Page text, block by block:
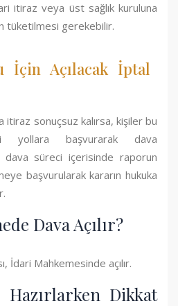
itiraz veya üst sağlık kuruluna
tüketilmesi gerekebilir.
İçin Açılacak İptal
itiraz sonuçsuz kalırsa, kişiler bu
yollara başvurarak dava
dava süreci içerisinde raporun
başvurularak kararın hukuka
Dava Açılır?
İdari Mahkemesinde açılır.
Hazırlarken Dikkat